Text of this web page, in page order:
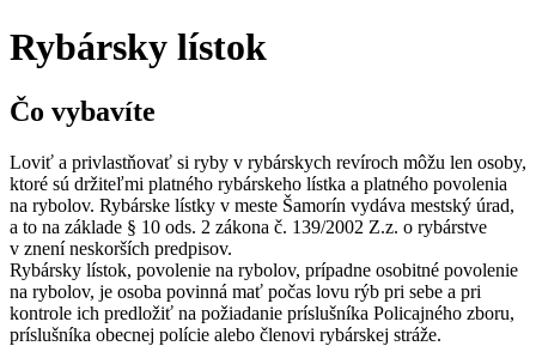
Rybársky lístok
Čo vybavíte
Loviť a privlastňovať si ryby v rybárskych revíroch môžu len osoby,
ktoré sú držiteľmi platného rybárskeho lístka a platného povolenia
na rybolov. Rybárske lístky v meste Šamorín vydáva mestský úrad,
a to na základe § 10 ods. 2 zákona č. 139/2002 Z.z. o rybárstve
v znení neskorších predpisov.
Rybársky lístok, povolenie na rybolov, prípadne osobitné povolenie
na rybolov, je osoba povinná mať počas lovu rýb pri sebe a pri
kontrole ich predložiť na požiadanie príslušníka Policajného zboru,
príslušníka obecnej polície alebo členovi rybárskej stráže.